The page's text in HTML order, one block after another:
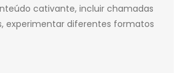
cativante, incluir chamadas
experimentar diferentes formatos